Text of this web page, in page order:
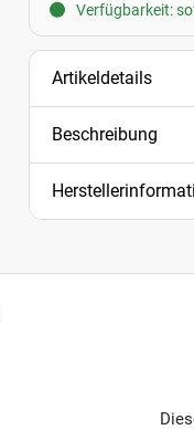
Verfügbarkeit:
Artikeldetails
Beschreibung